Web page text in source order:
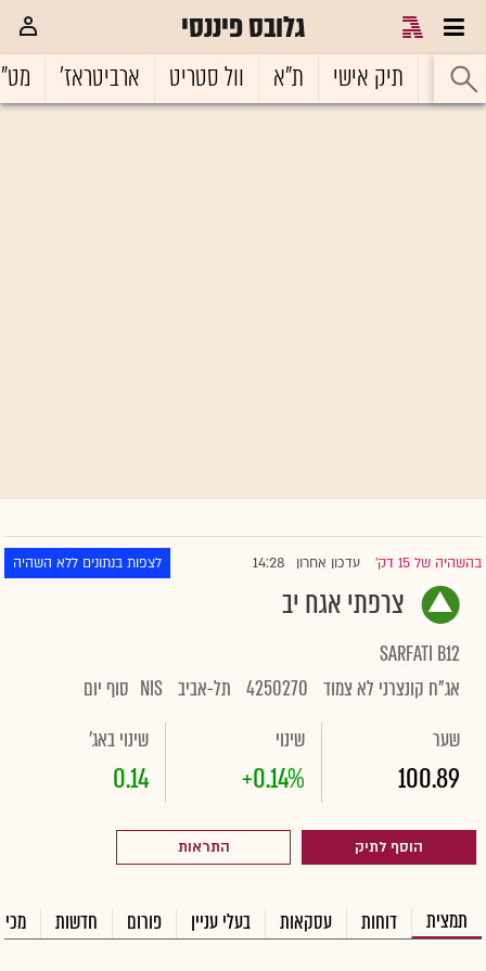
גלובס פיננסי
ראשי תיק אישי ת"א וול סטריט ארביטראז'
בהשהיה של 15 דק' |עדכון אחרון 14:28 לצפות בנתונים ללא השהיה
צרפתי אגח יב
SARFATI B12
אג"ח קונצרני לא צמוד 4250270 תל-אביב NIS סוף יום
שער
100.89
שינוי
+0.14%
שינוי באג'
0.14
הוסף לתיק התראות
תמצית דוחות עסקאות בעלי עניין פורום חדשות